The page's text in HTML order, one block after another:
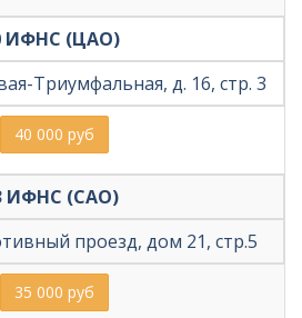
ИФНС (ЦАО)
Триумфальная, д. 16, стр. 3
40 000 руб
ИФНС (САО)
проезд, дом 21, стр.5
35 000 руб